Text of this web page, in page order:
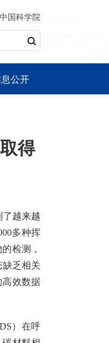
中国科学院
公开
得
了越来越
多种挥
检测，
缺乏相关
高效数据
）在呼